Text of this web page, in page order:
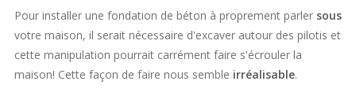
Pour installer une fondation de béton à proprement parler sous
votre maison, il serait nécessaire d'excaver autour des pilotis et
cette manipulation pourrait carrément faire s'écrouler la
maison! Cette façon de faire nous semble irréalisable.